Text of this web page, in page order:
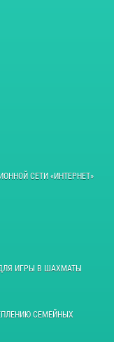
СЕТИ «ИНТЕРНЕТ»
ИГРЫ В ШАХМАТЫ
СЕМЕЙНЫХ